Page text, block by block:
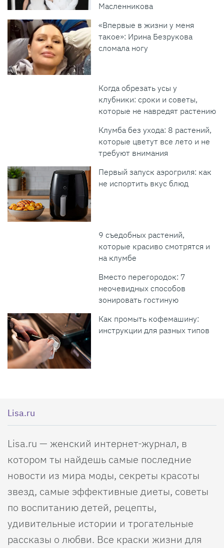
Масленникова
«Впервые в жизни у меня
такое»: Ирина Безрукова
сломала ногу
Когда обрезать усы у
клубники: сроки и советы,
которые не навредят растению
Клумба без ухода: 8 растений,
которые цветут все лето и не
требуют внимания
Первый запуск аэрогриля: как
не испортить вкус блюд
9 съедобных растений,
которые красиво смотрятся и
на клумбе
Вместо перегородок: 7
неочевидных способов
зонировать гостиную
Как промыть кофемашину:
инструкции для разных типов
Lisa.ru
Lisa.ru — женский интернет-журнал, в
котором ты найдешь самые последние
новости из мира моды, секреты красоты
звезд, самые эффективные диеты, советы
по воспитанию детей, рецепты,
удивительные истории и трогательные
рассказы о любви. Все краски жизни для